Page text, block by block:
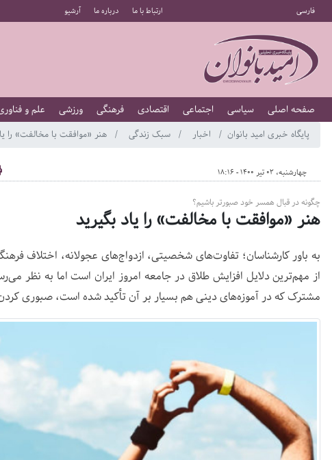
فارسی ارتباط با ما درباره ما آرشیو
صفحه اصلی سیاسی اجتماعی اقتصادی فرهنگی ورزشی علم و
پایگاه خبری امید بانوان اخبار سبک زندگی هنر «موافقت با مخالفت» را
چهارشنبه، 02 تیر 1400 - 18:16
چگونه در قبال همسر خود صبورتر باشیم؟
هنر «موافقت با مخالفت» را یاد بگیرید
به باور کارشناسان؛ تفاوت‌های شخصیتی، ازدواج‌های عجولانه، اختلاف
از مهم‌ترین دلایل افزایش طلاق در جامعه امروز ایران است اما به نظر
مشترک که در آموزه‌های دینی هم بسیار بر آن تأکید شده است، صبوری